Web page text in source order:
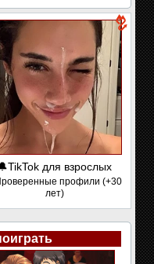
для взрослых
профили (+30
лет)